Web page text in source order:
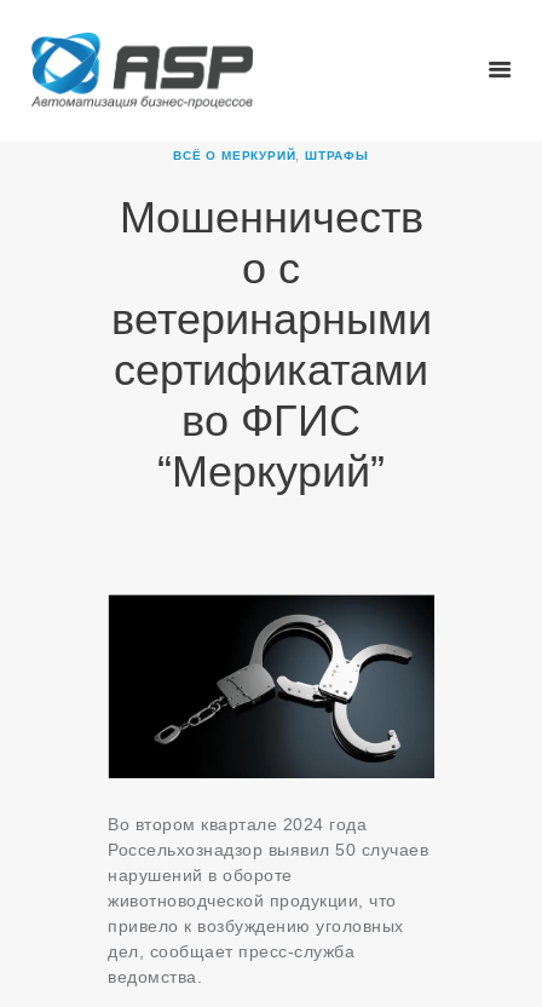
ВСЁ О МЕРКУРИЙ ШТРАФЫ
Мошенничеств
о с
ветеринарными
сертификатами
во ФГИС
“Меркурий”
ГЛАВНАЯ
О КОМПАНИИ
НОВОСТИ
КАРЬЕРА
ПАРТНЕРЫ
КОНТАКТЫ
Во втором квартале 2024 года
Россельхознадзор выявил 50 случаев
нарушений в обороте
животноводческой продукции, что
привело к возбуждению уголовных
дел, сообщает пресс-служба
ведомства.